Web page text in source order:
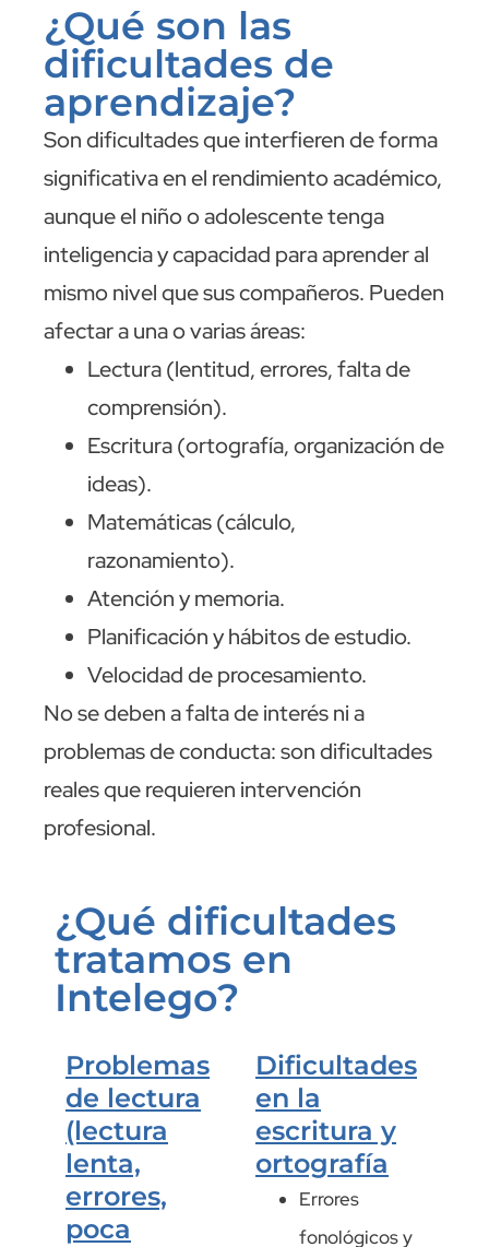
¿Qué son las
dificultades de
aprendizaje?
Son dificultades que interfieren de forma
significativa en el rendimiento académico,
aunque el niño o adolescente tenga
inteligencia y capacidad para aprender al
mismo nivel que sus compañeros. Pueden
afectar a una o varias áreas:
Lectura (lentitud, errores, falta de
comprensión).
Escritura (ortografía, organización de
ideas).
Matemáticas (cálculo,
razonamiento).
Atención y memoria.
Planificación y hábitos de estudio.
Velocidad de procesamiento.
No se deben a falta de interés ni a
problemas de conducta: son dificultades
reales que requieren intervención
profesional.
¿Qué dificultades
tratamos en
Intelego?
Problemas
de lectura
(lectura
lenta,
errores,
poca
Dificultades
en la
escritura y
ortografía
Errores
fonológicos y